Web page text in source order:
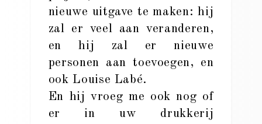
nieuwe uitgave te maken: hij
zal er veel aan veranderen,
en hij zal er nieuwe
personen aan toevoegen, en
ook Louise Labé.
En hij vroeg me ook nog of
er in uw drukkerij